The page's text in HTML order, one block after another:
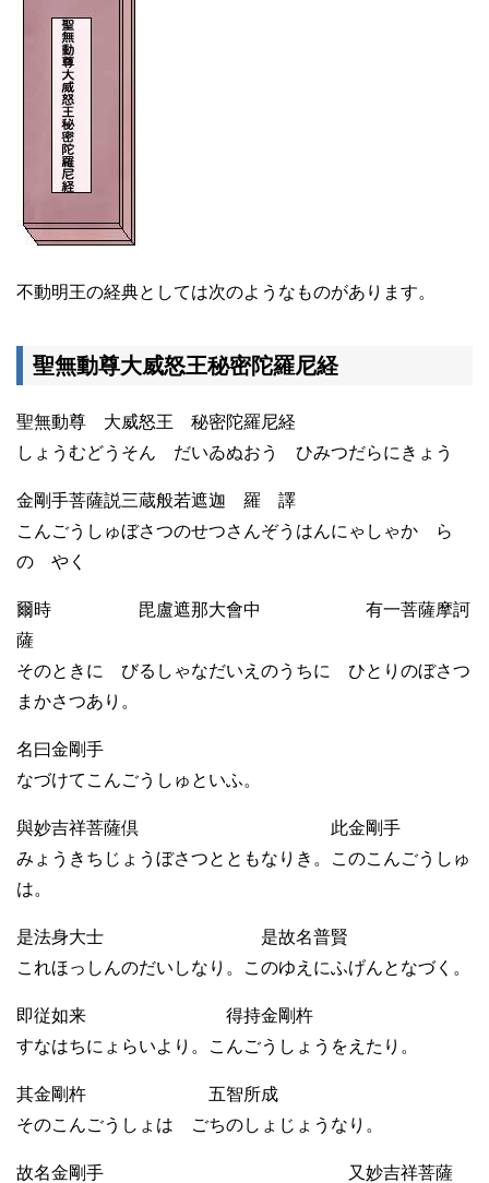
不動明王の経典としては次のようなものがあります。
聖無動尊大威怒王秘密陀羅尼経
聖無動尊 大威怒王 秘密陀羅尼経
しょうむどうそん だいゐぬおう ひみつだらにきょう
金剛手菩薩説三蔵般若遮迦 羅 譯
こんごうしゅぼさつのせつさんぞうはんにゃしゃか ら
の やく
爾時 毘盧遮那大會中 有一菩薩摩訶
薩
そのときに びるしゃなだいえのうちに ひとりのぼさつ
まかさつあり。
名曰金剛手
なづけてこんごうしゅといふ。
與妙吉祥菩薩倶 此金剛手
みょうきちじょうぼさつとともなりき。このこんごうしゅ
は。
是法身大士 是故名普賢
これほっしんのだいしなり。このゆえにふげんとなづく。
即従如来 得持金剛杵
すなはちにょらいより。こんごうしょうをえたり。
其金剛杵 五智所成
そのこんごうしょは ごちのしょじょうなり。
故名金剛手 又妙吉祥菩薩